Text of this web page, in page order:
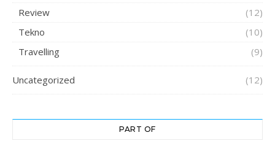
Review
(12)
Tekno
(10)
Travelling
(9)
Uncategorized (12)
PART OF